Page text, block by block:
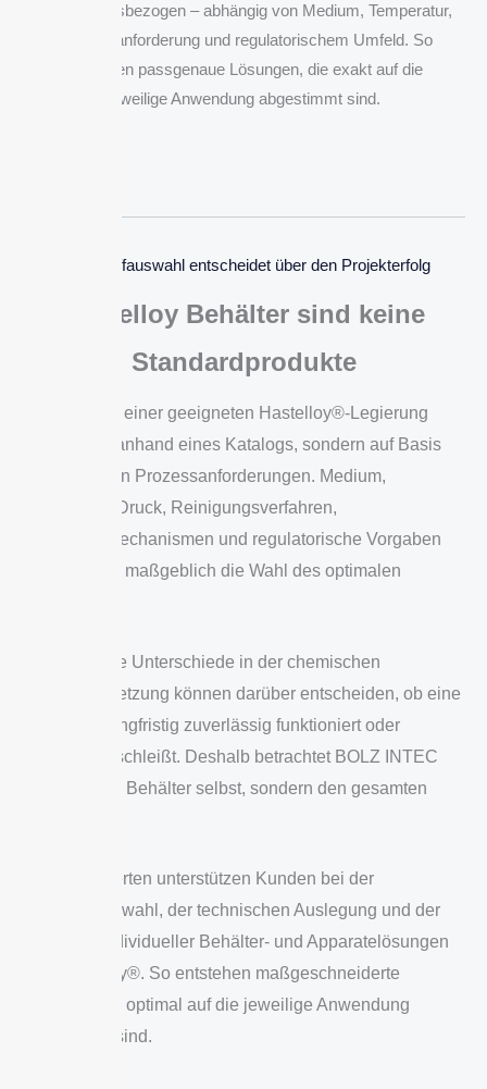
anwendungsbezogen – abhängig von Medium, Temperatur,
Prozessanforderung und regulatorischem Umfeld. So
entstehen passgenaue Lösungen, die exakt auf die
jeweilige Anwendung abgestimmt sind.
Werkstoffauswahl entscheidet über den Projekterfolg
Hastelloy Behälter sind keine
Standardprodukte
Die Auswahl einer geeigneten Hastelloy®-Legierung
erfolgt nicht anhand eines Katalogs, sondern auf Basis
der jeweiligen Prozessanforderungen. Medium,
Temperatur, Druck, Reinigungsverfahren,
Korrosionsmechanismen und regulatorische Vorgaben
beeinflussen maßgeblich die Wahl des optimalen
Bereits kleine Unterschiede in der chemischen
Zusammensetzung können darüber entscheiden, ob eine
Legierung langfristig zuverlässig funktioniert oder
vorzeitig verschleißt. Deshalb betrachtet BOLZ INTEC
nicht nur den Behälter selbst, sondern den gesamten
Unsere Experten unterstützen Kunden bei der
Werkstoffauswahl, der technischen Auslegung und der
Fertigung individueller Behälter- und Apparatelösungen
aus Hastelloy®. So entstehen maßgeschneiderte
Systeme, die optimal auf die jeweilige Anwendung
abgestimmt sind.